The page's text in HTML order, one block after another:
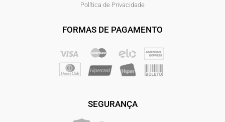
Política de Privacidade
FORMAS DE PAGAMENTO
SEGURANÇA